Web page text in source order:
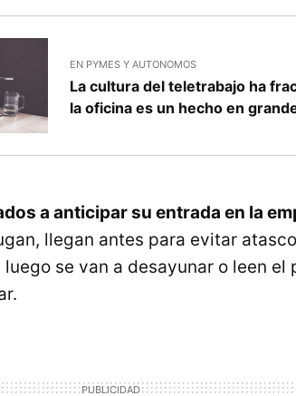
EN PYMES Y AUTONOMOS
La cultura del teletrabajo ha
la oficina es un hecho en
a anticipar su entrada en la
llegan antes para evitar
se van a desayunar o leen el